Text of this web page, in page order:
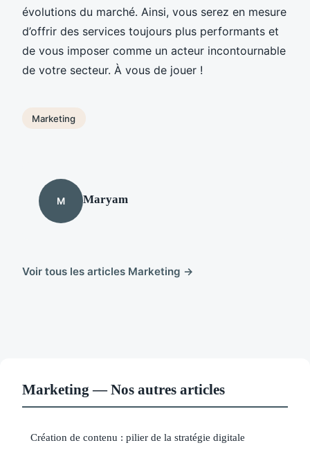
évolutions du marché. Ainsi, vous serez en mesure
d’offrir des services toujours plus performants et
de vous imposer comme un acteur incontournable
de votre secteur. À vous de jouer !
Marketing
M Maryam
Voir tous les articles Marketing →
Marketing — Nos autres articles
Création de contenu : pilier de la stratégie digitale